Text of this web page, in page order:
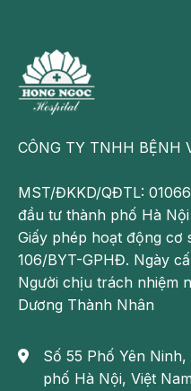
CÔNG TY TNHH BỆNH
MST/ĐKKD/QĐTL:
đầu tư thành phố Hà
Giấy phép hoạt động cơ
106/BYT-GPHĐ. Ngày
Người chịu trách nhiệm
Dương Thành Nhân
Số 55 Phố Yên
phố Hà Nội, Việt